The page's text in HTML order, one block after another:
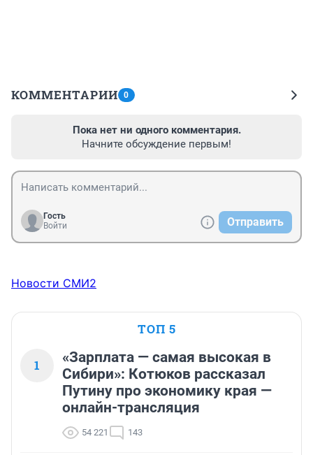
КОММЕНТАРИИ 0
Пока нет ни одного комментария.
Начните обсуждение первым!
Гость
Войти
Отправить
Новости СМИ2
ТОП 5
1
«Зарплата — самая высокая в
Сибири»: Котюков рассказал
Путину про экономику края —
онлайн-трансляция
54 221 143